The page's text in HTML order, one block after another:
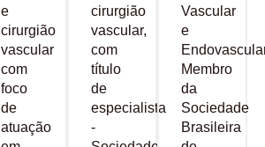
e
cirurgião
vascular
com
foco
de
atuação
cirurgião
vascular,
com
título
de
especialista
-
Vascular
e
Membro
da
Sociedade
Brasileira